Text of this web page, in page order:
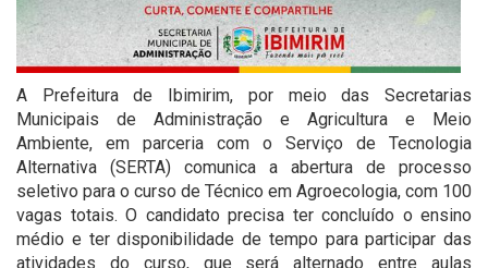
A Prefeitura de Ibimirim, por meio das Secretarias
Municipais de Administração e Agricultura e Meio
Ambiente, em parceria com o Serviço de Tecnologia
Alternativa (SERTA) comunica a abertura de processo
seletivo para o curso de Técnico em Agroecologia, com 100
vagas totais. O candidato precisa ter concluído o ensino
médio e ter disponibilidade de tempo para participar das
atividades do curso, que será alternado entre aulas